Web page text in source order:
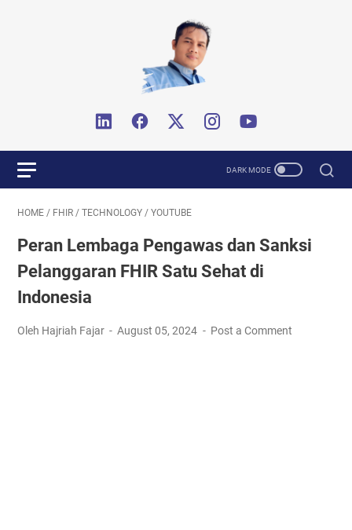
HOME / FHIR / TECHNOLOGY / YOUTUBE
Peran Lembaga Pengawas dan Sanksi
Pelanggaran FHIR Satu Sehat di
Indonesia
Oleh Hajriah Fajar August 05, 2024 Post a Comment